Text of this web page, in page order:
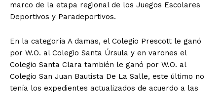
marco de la etapa regional de los Juegos Escolares
Deportivos y Paradeportivos.
En la categoría A damas, el Colegio Prescott le ganó
por W.O. al Colegio Santa Úrsula y en varones el
Colegio Santa Clara también le ganó por W.O. al
Colegio San Juan Bautista De La Salle, este último no
tenía los expedientes actualizados de acuerdo a las